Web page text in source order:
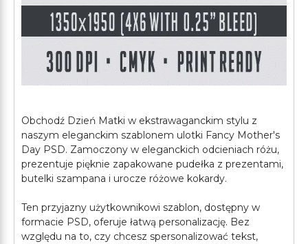
Obchodź Dzień Matki w ekstrawaganckim stylu z
naszym eleganckim szablonem ulotki Fancy Mother's
Day PSD. Zamoczony w eleganckich odcieniach różu,
prezentuje pięknie zapakowane pudełka z prezentami,
butelki szampana i urocze różowe kokardy.
Ten przyjazny użytkownikowi szablon, dostępny w
formacie PSD, oferuje łatwą personalizację. Bez
względu na to, czy chcesz spersonalizować tekst,